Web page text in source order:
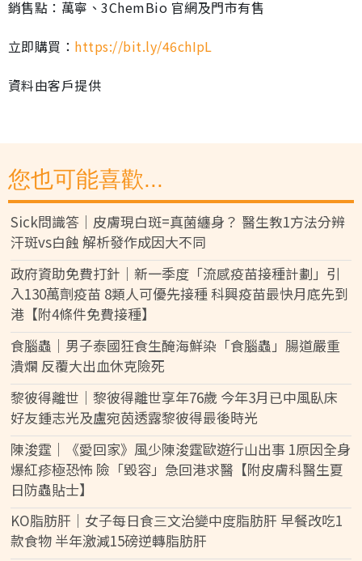
銷售點：萬寧、3ChemBio 官網及門市有售
立即購買： https://bit.ly/46chIpL
資料由客戶提供
您也可能喜歡...
Sick問識答｜皮膚現白斑=真菌纏身？ 醫生教1方法分辨
汗斑vs白蝕 解析發作成因大不同
政府資助免費打針｜新一季度「流感疫苗接種計劃」引
入130萬劑疫苗 8類人可優先接種 科興疫苗最快月底先到
港【附4條件免費接種】
食腦蟲｜男子泰國狂食生醃海鮮染「食腦蟲」腸道嚴重
潰爛 反覆大出血休克險死
黎彼得離世｜黎彼得離世享年76歲 今年3月已中風臥床
好友鍾志光及盧宛茵透露黎彼得最後時光
陳浚霆｜《愛回家》風少陳浚霆歐遊行山出事 1原因全身
爆紅疹極恐怖 險「毀容」急回港求醫【附皮膚科醫生夏
日防蟲貼士】
KO脂肪肝｜女子每日食三文治變中度脂肪肝 早餐改吃1
款食物 半年激減15磅逆轉脂肪肝